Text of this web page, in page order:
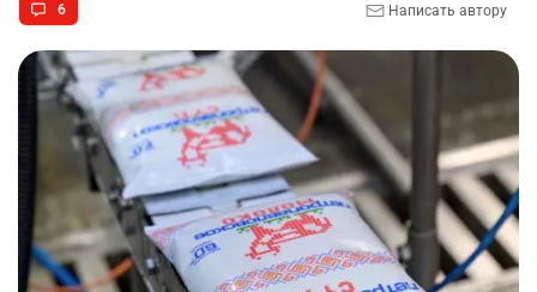
6 Написать автору